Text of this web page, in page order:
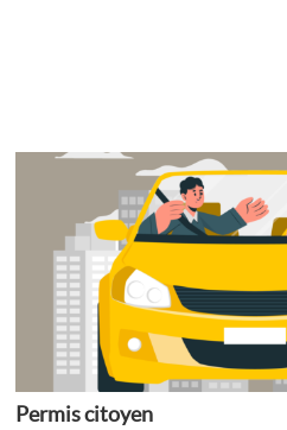
Permis citoyen